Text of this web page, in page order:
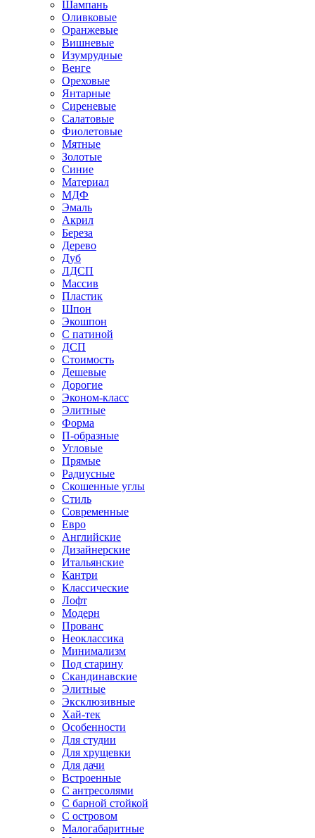
Шампань
Оливковые
Оранжевые
Вишневые
Изумрудные
Венге
Ореховые
Янтарные
Сиреневые
Салатовые
Фиолетовые
Мятные
Золотые
Синие
Материал
МДФ
Эмаль
Акрил
Береза
Дерево
Дуб
ЛДСП
Массив
Пластик
Шпон
Экошпон
С патиной
ДСП
Стоимость
Дешевые
Дорогие
Эконом-класс
Элитные
Форма
П-образные
Угловые
Прямые
Радиусные
Скошенные углы
Стиль
Современные
Евро
Английские
Дизайнерские
Итальянские
Кантри
Классические
Лофт
Модерн
Прованс
Неоклассика
Минимализм
Под старину
Скандинавские
Элитные
Эксклюзивные
Хай-тек
Особенности
Для студии
Для хрущевки
Для дачи
Встроенные
С антресолями
С барной стойкой
С островом
Малогабаритные